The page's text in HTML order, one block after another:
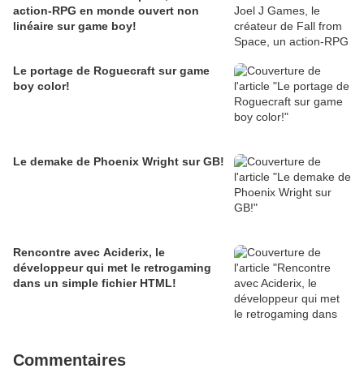
action-RPG en monde ouvert non
linéaire sur game boy!
Le portage de Roguecraft sur game
boy color!
Le demake de Phoenix Wright sur GB!
Rencontre avec Aciderix, le
développeur qui met le retrogaming
dans un simple fichier HTML!
Commentaires